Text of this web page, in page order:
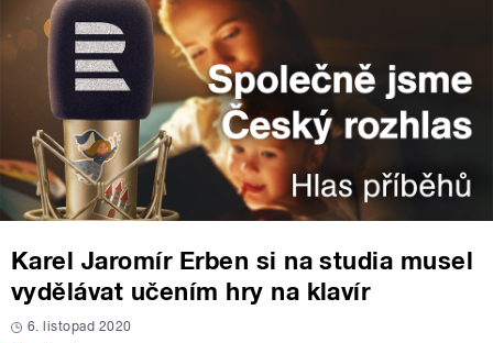
Karel Jaromír Erben si na studia musel
vydělávat učením hry na klavír
6. listopad 2020